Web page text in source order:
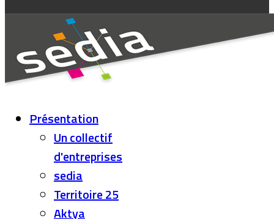
Présentation
Un collectif
d'entreprises
sedia
Territoire 25
Aktya